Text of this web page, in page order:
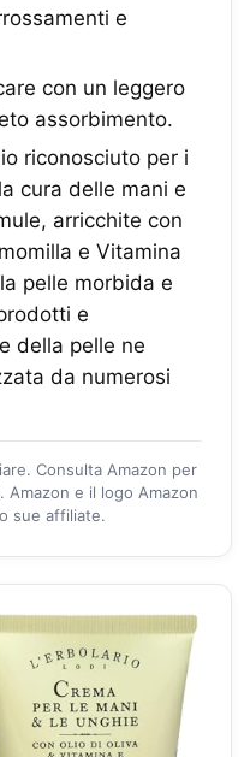
e
con un leggero
assorbimento.
riconosciuto per i
cura delle mani e
arricchite con
e Vitamina
pelle morbida e
e
della pelle ne
da numerosi
Consulta Amazon per
e il logo Amazon
sue affiliate.